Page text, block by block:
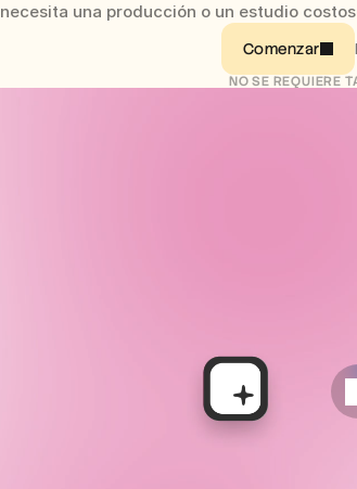
necesita una producción o un estudio
Comenzar
NO SE REQUIERE